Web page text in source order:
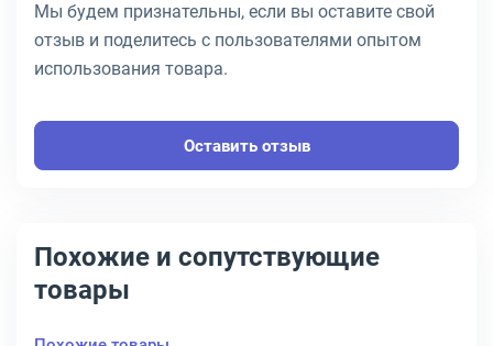
Мы будем признательны, если вы оставите свой
отзыв и поделитесь с пользователями опытом
использования товара.
Оставить отзыв
Похожие и сопутствующие
товары